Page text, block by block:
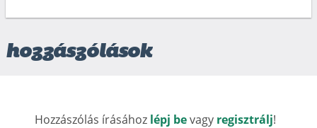
hozzászólások
Hozzászólás írásához lépj bevagy regisztrálj!